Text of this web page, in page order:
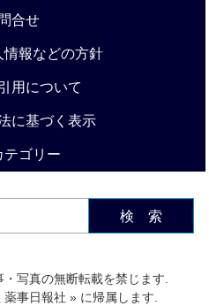
合せ
情報などの方針
用について
に基づく表示
テゴリー
検 索
写真の無断転載を禁じます.
薬事日報社 » に帰属します.